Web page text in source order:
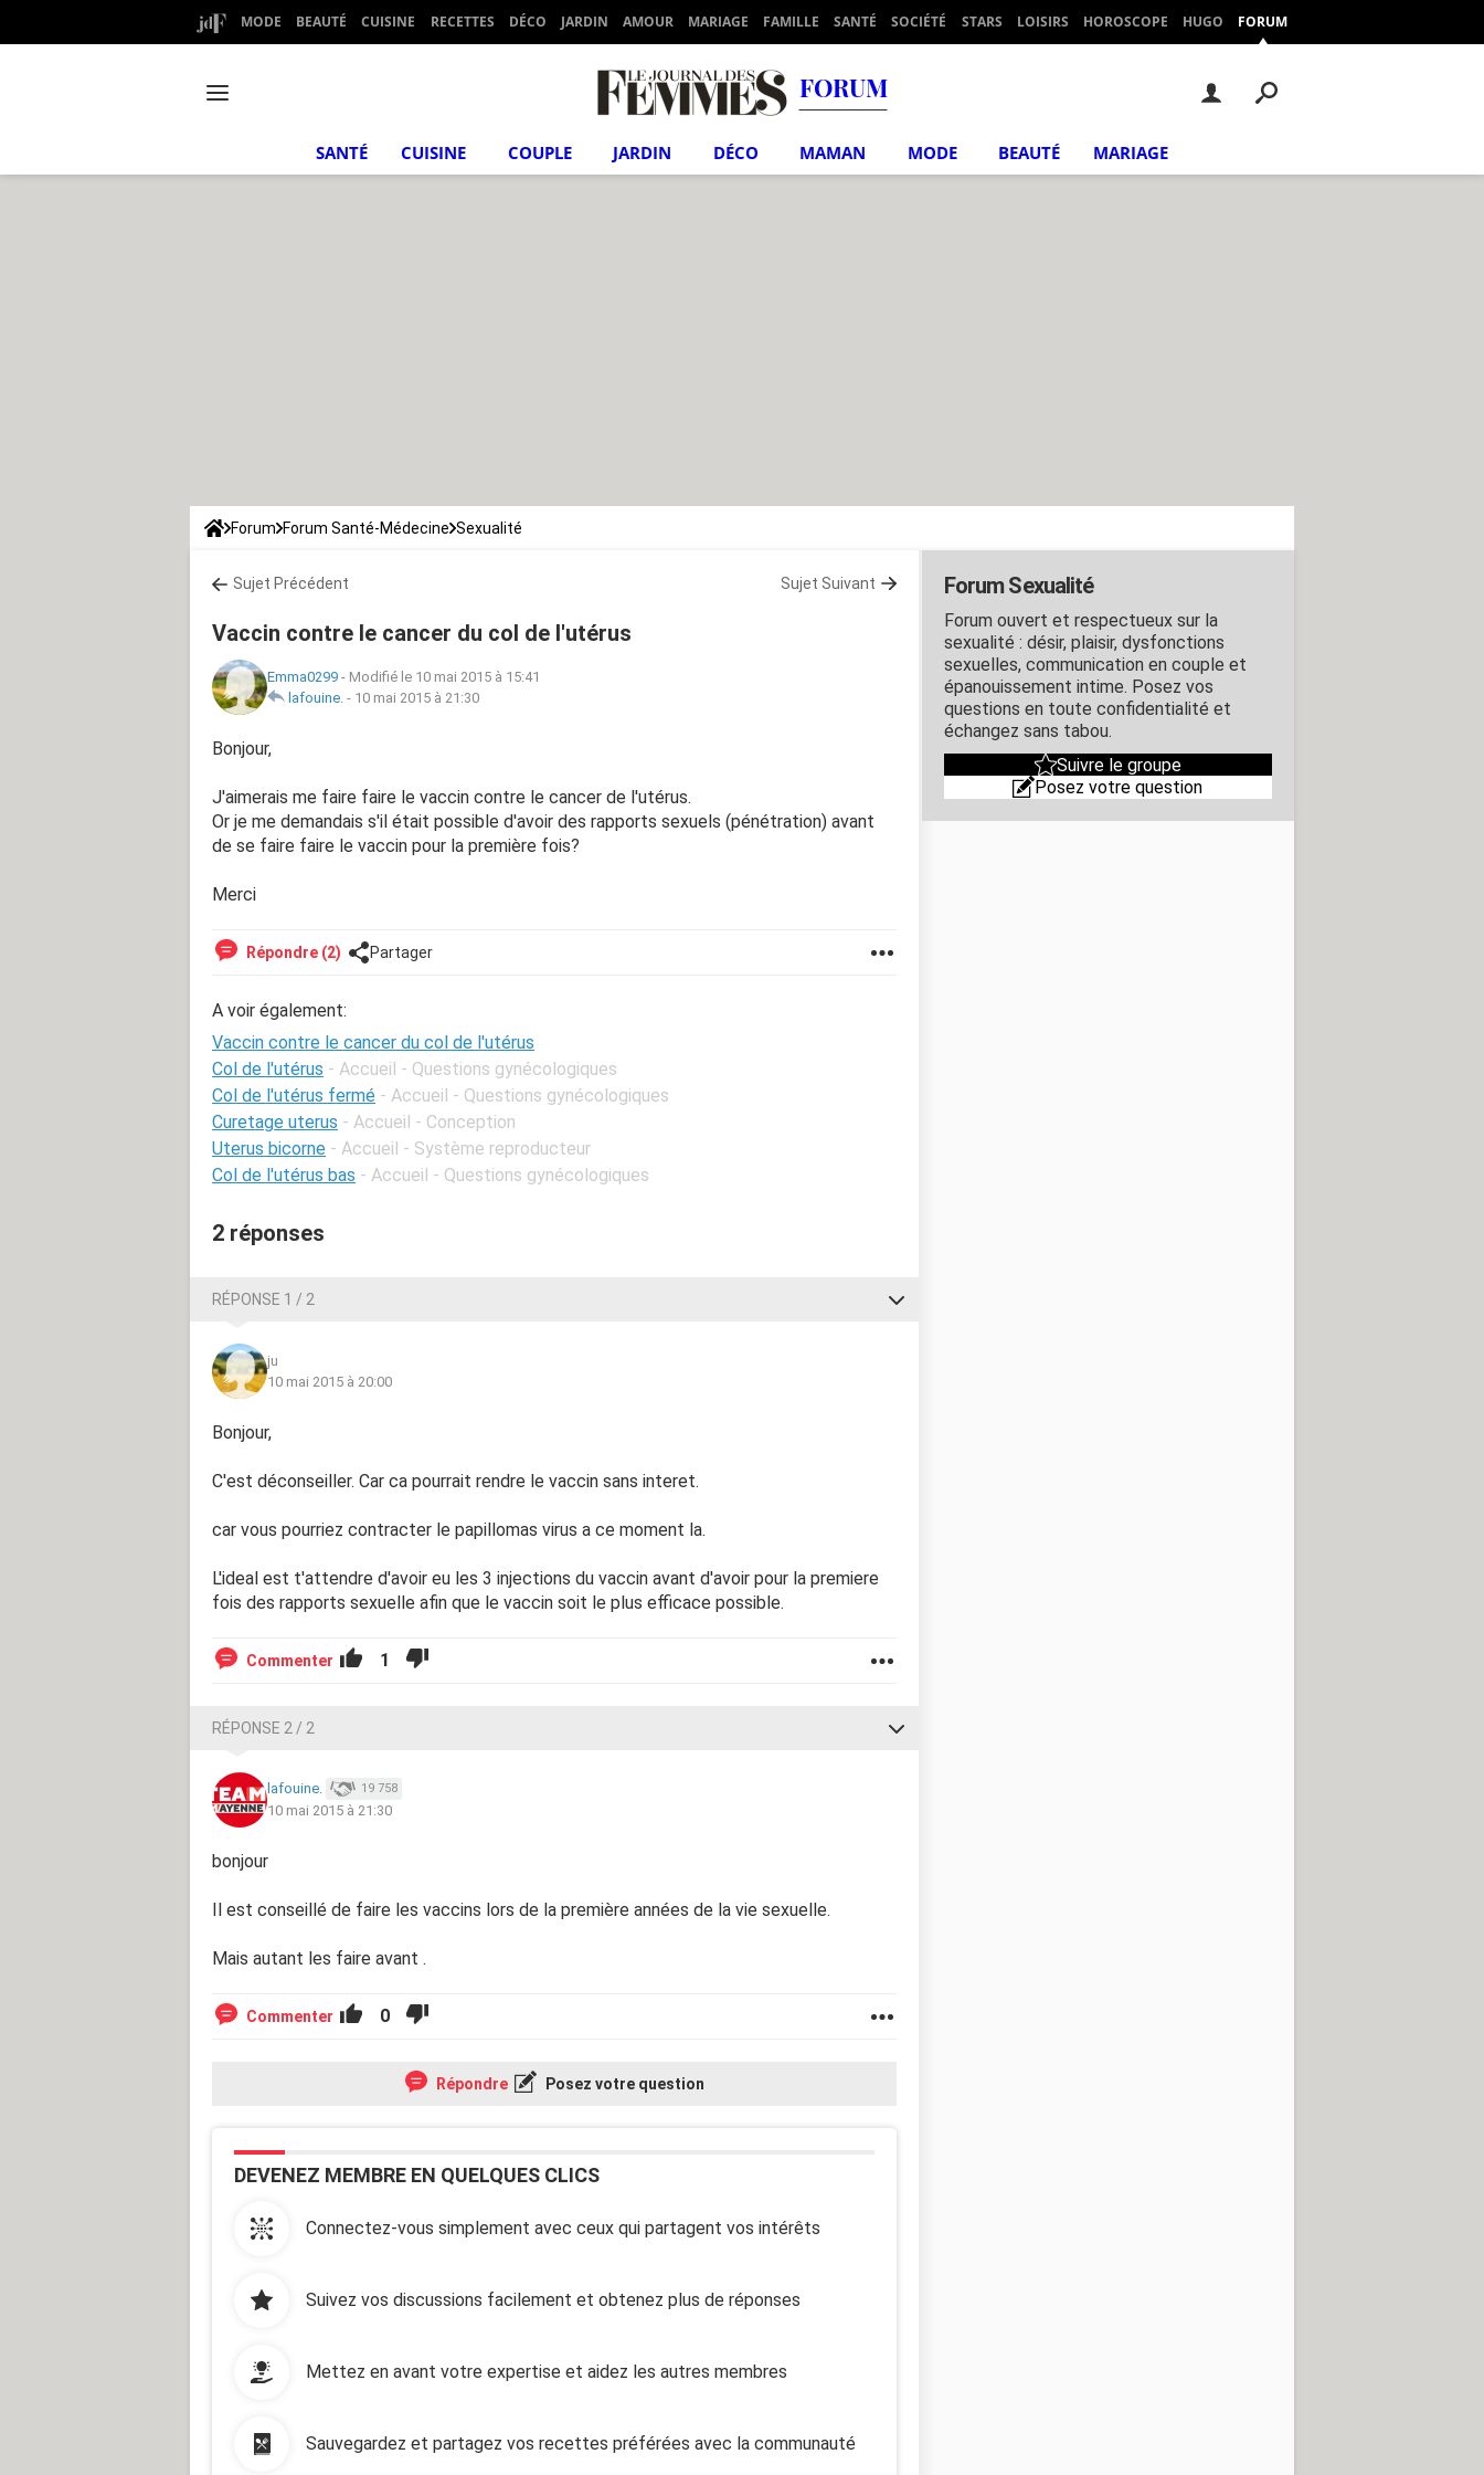
MODE BEAUTÉ CUISINE RECETTES DÉCO JARDIN AMOUR MARIAGE FAMILLE SANTÉ SOCIÉTÉ STARS LOISIRS HOROSCOPE HUGO FORUM
FORUM
SANTÉ CUISINE COUPLE JARDIN DÉCO MAMAN MODE BEAUTÉ MARIAGE
Forum Forum Santé-Médecine Sexualité
Sujet Précédent Sujet Suivant
Vaccin contre le cancer du col de l'utérus
Emma0299 - Modifié le 10 mai 2015 à 15:41
lafouine. - 10 mai 2015 à 21:30
Bonjour,
J'aimerais me faire faire le vaccin contre le cancer de l'utérus.
Or je me demandais s'il était possible d'avoir des rapports sexuels (pénétration) avant
de se faire faire le vaccin pour la première fois?
Merci
Répondre (2) Partager
A voir également:
Vaccin contre le cancer du col de l'utérus
Col de l'utérus - Accueil - Questions gynécologiques
Col de l'utérus fermé - Accueil - Questions gynécologiques
Curetage uterus - Accueil - Conception
Uterus bicorne - Accueil - Système reproducteur
Col de l'utérus bas - Accueil - Questions gynécologiques
2 réponses
RÉPONSE 1 / 2
ju
10 mai 2015 à 20:00
Bonjour,
C'est déconseiller. Car ca pourrait rendre le vaccin sans interet.
car vous pourriez contracter le papillomas virus a ce moment la.
L'ideal est t'attendre d'avoir eu les 3 injections du vaccin avant d'avoir pour la premiere
fois des rapports sexuelle afin que le vaccin soit le plus efficace possible.
Commenter 1
RÉPONSE 2 / 2
lafouine. 19 758
10 mai 2015 à 21:30
bonjour
Il est conseillé de faire les vaccins lors de la première années de la vie sexuelle.
Mais autant les faire avant .
Commenter 0
Répondre Posez votre question
DEVENEZ MEMBRE EN QUELQUES CLICS
Connectez-vous simplement avec ceux qui partagent vos intérêts
Suivez vos discussions facilement et obtenez plus de réponses
Mettez en avant votre expertise et aidez les autres membres
Sauvegardez et partagez vos recettes préférées avec la communauté
Forum Sexualité
Forum ouvert et respectueux sur la
sexualité : désir, plaisir, dysfonctions
sexuelles, communication en couple et
épanouissement intime. Posez vos
questions en toute confidentialité et
échangez sans tabou.
Suivre le groupe
Posez votre question